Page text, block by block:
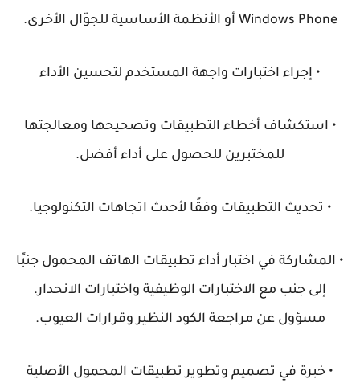
Windows Phone أو الأنظمة الأساسية للجوّال الأخرى.
• إجراء اختبارات واجهة المستخدم لتحسين الأداء
• استكشاف أخطاء التطبيقات وتصحيحها ومعالجتها
للمختبرين للحصول على أداء أفضل.
• تحديث التطبيقات وفقًا لأحدث اتجاهات التكنولوجيا.
• المشاركة في اختبار أداء تطبيقات الهاتف المحمول جنبًا
إلى جنب مع الاختبارات الوظيفية واختبارات الانحدار.
مسؤول عن مراجعة الكود النظير وقرارات العيوب.
• خبرة في تصميم وتطوير تطبيقات المحمول الأصلية